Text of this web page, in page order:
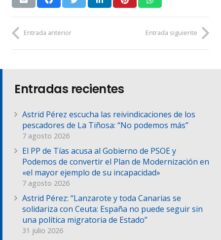
Entrada anterior Entrada siguiente
Entradas recientes
Astrid Pérez escucha las reivindicaciones de los
pescadores de La Tiñosa: “No podemos más”
7 agosto 2026
El PP de Tías acusa al Gobierno de PSOE y
Podemos de convertir el Plan de Modernización en
«el mayor ejemplo de su incapacidad»
7 agosto 2026
Astrid Pérez: “Lanzarote y toda Canarias se
solidariza con Ceuta: España no puede seguir sin
una política migratoria de Estado”
31 julio 2026